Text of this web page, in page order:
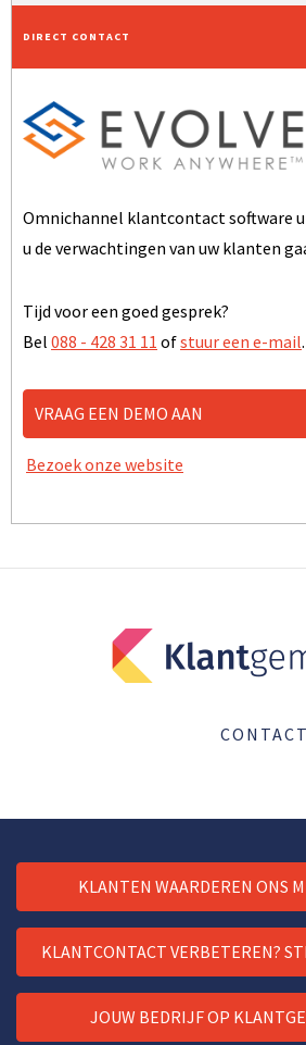
DIRECT CONTACT
Omnichannel klantcontact software
u de verwachtingen van uw klanten
Tijd voor een goed gesprek?
Bel 088 - 428 31 11 ofstuur een e-mail.
VRAAG EEN DEMO AAN
Bezoek onze website
CONTACT
KLANTEN WAARDEREN ONS
KLANTCONTACT VERBETEREN?
JOUW BEDRIJF OP